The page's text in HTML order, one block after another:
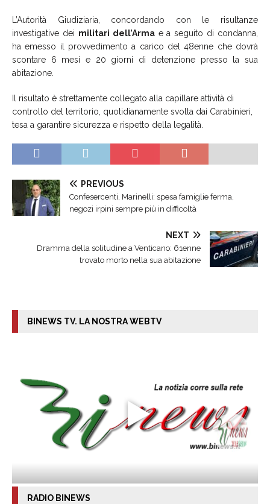
L’Autorità Giudiziaria, concordando con le risultanze
investigative dei militari dell’Armae a seguito di condanna,
ha emesso il provvedimento a carico del 48enne che dovrà
scontare 6 mesi e 20 giorni di detenzione presso la sua
abitazione.
Il risultato è strettamente collegato alla capillare attività di
controllo del territorio, quotidianamente svolta dai Carabinieri,
tesa a garantire sicurezza e rispetto della legalità.
PREVIOUS
Confesercenti, Marinelli: spesa famiglie ferma,
negozi irpini sempre più in difficoltà
NEXT
Dramma della solitudine a Venticano: 61enne
trovato morto nella sua abitazione
BINEWS TV. LA NOSTRA WEBTV
RADIO BINEWS